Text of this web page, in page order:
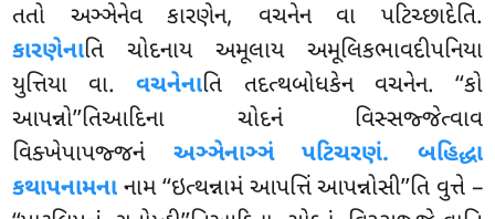
તતો અઞ્ઞેનેવ કારણેન, વચનેન વા પટિચ્છાદેતિ.
કારણેનાતિ ચોદનાય અમૂલાય અમૂલિકભાવદીપનિયા
યુત્તિયા વા.વચનેનાતિ તદત્થબોધકેન વચનેન. ‘‘કો
આપન્નો’’તિઆદિના ચોદનં વિસ્સજ્જેત્વાવ
વિક્ખેપાપજ્જનં અઞ્ઞેનાઞ્ઞં પટિચરણં. બહિદ્ધા
કથાપનામના નામ ‘‘ઇત્થન્નામં આપત્તિં આપન્નોસી’’તિ વુત્તે –